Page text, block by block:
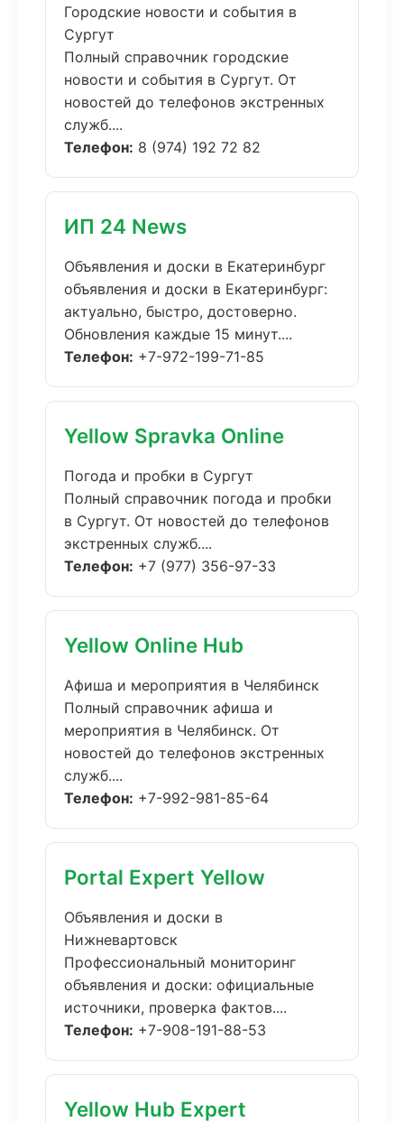
Городские новости и события в
Сургут
Полный справочник городские
новости и события в Сургут. От
новостей до телефонов экстренных
служб....
Телефон: 8 (974) 192 72 82
ИП 24 News
Объявления и доски в Екатеринбург
объявления и доски в Екатеринбург:
актуально, быстро, достоверно.
Обновления каждые 15 минут....
Телефон: +7-972-199-71-85
Yellow Spravka Online
Погода и пробки в Сургут
Полный справочник погода и пробки
в Сургут. От новостей до телефонов
экстренных служб....
Телефон: +7 (977) 356-97-33
Yellow Online Hub
Афиша и мероприятия в Челябинск
Полный справочник афиша и
мероприятия в Челябинск. От
новостей до телефонов экстренных
служб....
Телефон: +7-992-981-85-64
Portal Expert Yellow
Объявления и доски в
Нижневартовск
Профессиональный мониторинг
объявления и доски: официальные
источники, проверка фактов....
Телефон: +7-908-191-88-53
Yellow Hub Expert